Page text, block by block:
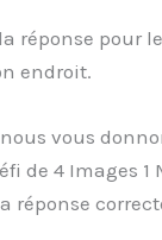
réponse pour
endroit.
vous
de 4 Images 1
réponse